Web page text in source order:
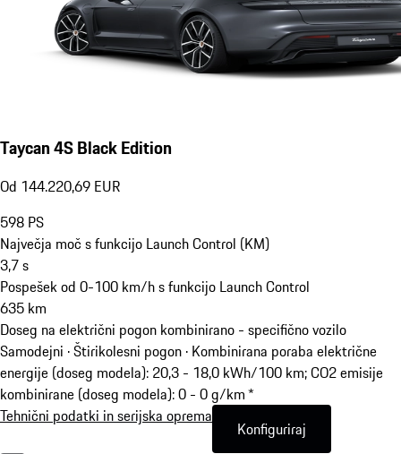
Taycan 4S Black Edition
Od 144.220,69 EUR
598 PS
Največja moč s funkcijo Launch Control (KM)
3,7s
Pospešek od 0-100 km/h s funkcijo Launch Control
635 km
Doseg na električni pogon kombinirano - specifično vozilo
Samodejni · Štirikolesni pogon · Kombinirana poraba električne
energije (doseg modela): 20,3 - 18,0 kWh/100 km; CO2 emisije
kombinirane (doseg modela): 0 - 0 g/km *
Tehnični podatki in serijska oprema
Konfiguriraj